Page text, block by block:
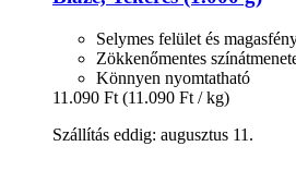
Selymes felület és
Zökkenőmentes
Könnyen nyomtatható
11.090 Ft (11.090 Ft / kg)
Szállítás eddig: augusztus 11.